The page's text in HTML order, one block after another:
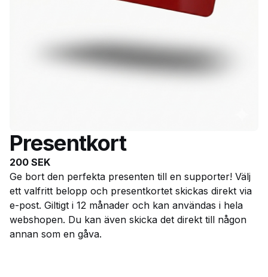
Presentkort
200 SEK
Ge bort den perfekta presenten till en supporter! Välj
ett valfritt belopp och presentkortet skickas direkt via
e-post. Giltigt i 12 månader och kan användas i hela
webshopen. Du kan även skicka det direkt till någon
annan som en gåva.